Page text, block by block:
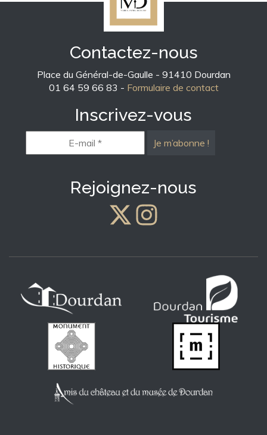
Contactez-nous
Place du Général-de-Gaulle - 91410 Dourdan
01 64 59 66 83 - Formulaire de contact
Inscrivez-vous
mail
*
Rejoignez-nous